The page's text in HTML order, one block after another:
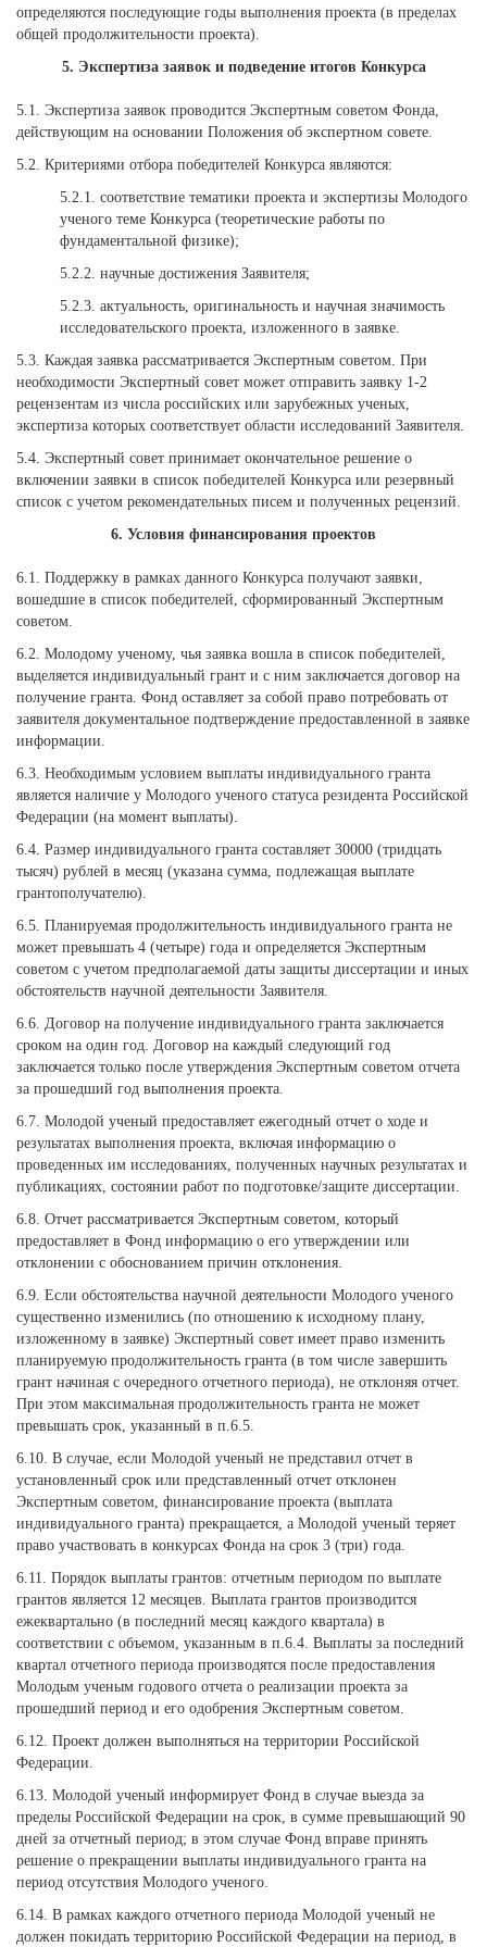
определяются последующие годы выполнения проекта (в пределах
общей продолжительности проекта).
5. Экспертиза заявок и подведение итогов Конкурса
5.1. Экспертиза заявок проводится Экспертным советом Фонда,
действующим на основании Положения об экспертном совете.
5.2. Критериями отбора победителей Конкурса являются:
5.2.1. соответствие тематики проекта и экспертизы Молодого
ученого теме Конкурса (теоретические работы по
фундаментальной физике);
5.2.2. научные достижения Заявителя;
5.2.3. актуальность, оригинальность и научная значимость
исследовательского проекта, изложенного в заявке.
5.3. Каждая заявка рассматривается Экспертным советом. При
необходимости Экспертный совет может отправить заявку 1-2
рецензентам из числа российских или зарубежных ученых,
экспертиза которых соответствует области исследований Заявителя.
5.4. Экспертный совет принимает окончательное решение о
включении заявки в список победителей Конкурса или резервный
список с учетом рекомендательных писем и полученных рецензий.
6. Условия финансирования проектов
6.1. Поддержку в рамках данного Конкурса получают заявки,
вошедшие в список победителей, сформированный Экспертным
советом.
6.2. Молодому ученому, чья заявка вошла в список победителей,
выделяется индивидуальный грант и с ним заключается договор на
получение гранта. Фонд оставляет за собой право потребовать от
заявителя документальное подтверждение предоставленной в заявке
информации.
6.3. Необходимым условием выплаты индивидуального гранта
является наличие у Молодого ученого статуса резидента Российской
Федерации (на момент выплаты).
6.4. Размер индивидуального гранта составляет 30000 (тридцать
тысяч) рублей в месяц (указана сумма, подлежащая выплате
грантополучателю).
6.5. Планируемая продолжительность индивидуального гранта не
может превышать 4 (четыре) года и определяется Экспертным
советом с учетом предполагаемой даты защиты диссертации и иных
обстоятельств научной деятельности Заявителя.
6.6. Договор на получение индивидуального гранта заключается
сроком на один год. Договор на каждый следующий год
заключается только после утверждения Экспертным советом отчета
за прошедший год выполнения проекта.
6.7. Молодой ученый предоставляет ежегодный отчет о ходе и
результатах выполнения проекта, включая информацию о
проведенных им исследованиях, полученных научных результатах и
публикациях, состоянии работ по подготовке/защите диссертации.
6.8. Отчет рассматривается Экспертным советом, который
предоставляет в Фонд информацию о его утверждении или
отклонении с обоснованием причин отклонения.
6.9. Если обстоятельства научной деятельности Молодого ученого
существенно изменились (по отношению к исходному плану,
изложенному в заявке) Экспертный совет имеет право изменить
планируемую продолжительность гранта (в том числе завершить
грант начиная с очередного отчетного периода), не отклоняя отчет.
При этом максимальная продолжительность гранта не может
превышать срок, указанный в п.6.5.
6.10. В случае, если Молодой ученый не представил отчет в
установленный срок или представленный отчет отклонен
Экспертным советом, финансирование проекта (выплата
индивидуального гранта) прекращается, а Молодой ученый теряет
право участвовать в конкурсах Фонда на срок 3 (три) года.
6.11. Порядок выплаты грантов: отчетным периодом по выплате
грантов является 12 месяцев. Выплата грантов производится
ежеквартально (в последний месяц каждого квартала) в
соответствии с объемом, указанным в п.6.4. Выплаты за последний
квартал отчетного периода производятся после предоставления
Молодым ученым годового отчета о реализации проекта за
прошедший период и его одобрения Экспертным советом.
6.12. Проект должен выполняться на территории Российской
Федерации.
6.13. Молодой ученый информирует Фонд в случае выезда за
пределы Российской Федерации на срок, в сумме превышающий 90
дней за отчетный период; в этом случае Фонд вправе принять
решение о прекращении выплаты индивидуального гранта на
период отсутствия Молодого ученого.
6.14. В рамках каждого отчетного периода Молодой ученый не
должен покидать территорию Российской Федерации на период, в